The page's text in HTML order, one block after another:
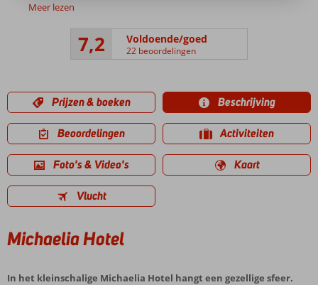
Meer lezen
7,2 Voldoende/goed
22 beoordelingen
Prijzen & boeken Beschrijving
Beoordelingen Activiteiten
Foto's & Video's Kaart
Vlucht
Michaelia Hotel
In het kleinschalige Michaelia Hotel hangt een gezellige sfeer.